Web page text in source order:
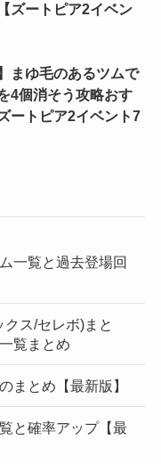
ズートピア2イベン
まゆ毛のあるツムで
4個消そう攻略おす
ートピア2イベント7
一覧と過去登場回
ス/セレボ)まと
覧まとめ
まとめ【最新版】
と確率アップ【最